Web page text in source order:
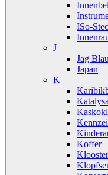
ISo-
J
Jag Blau
Japan
K
Koffer